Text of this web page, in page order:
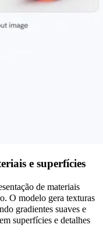
e superfícies
de materiais
O modelo gera texturas
gradientes suaves e
superfícies e detalhes